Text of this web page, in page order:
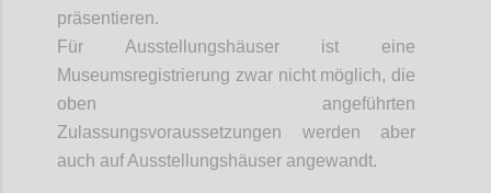
präsentieren.
Für Ausstellungshäuser ist eine
Museumsregistrierung zwar nicht möglich, die
oben angeführten
Zulassungsvoraussetzungen werden aber
auch auf Ausstellungshäuser angewandt.